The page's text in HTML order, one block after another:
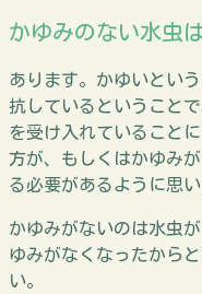
かゆみのない水虫
あります。かゆいとい
抗しているということ
を受け入れていること
方が、もしくはかゆみ
る必要があるように思い
かゆみがないのは水虫
ゆみがなくなったから
い。